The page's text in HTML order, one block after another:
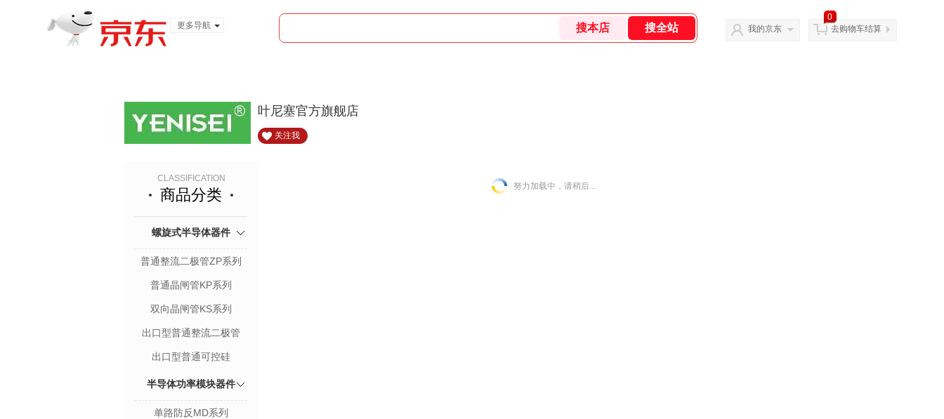
更多导航
我的京东
0
去购物车结算
叶尼塞官方旗舰店
关注我
CLASSIFICATION
商品分类
螺旋式半导体器件
普通整流二极管ZP系列
普通晶闸管KP系列
双向晶闸管KS系列
出口型普通整流二极管
出口型普通可控硅
半导体功率模块器件
单路防反MD系列
努力加载中，请稍后...